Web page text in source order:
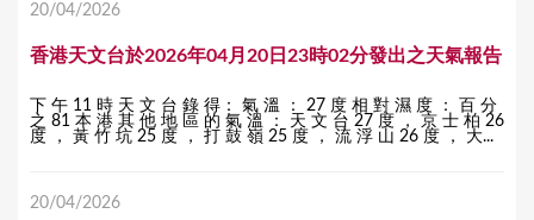
20/04/2026
香港天文台於2026年04月20日23時02分發出之天氣報告
下 午 11 時 天 文 台 錄 得： 氣 溫 ： 27 度 相 對 濕 度 ： 百 分
之 81 本 港 其 他 地 區 的 氣 溫 ： 天 文 台 27 度 ， 京 士 柏 26
度 ， 黃 竹 坑 25 度 ， 打 鼓 嶺 25 度 ， 流 浮 山 26 度 ， 大...
20/04/2026